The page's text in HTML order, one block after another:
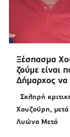
Ξέσπασμα
ζούμε είναι
Δήμαρχος
Σκληρή
Χουζούρη, μετά
Λυώνα Μετά